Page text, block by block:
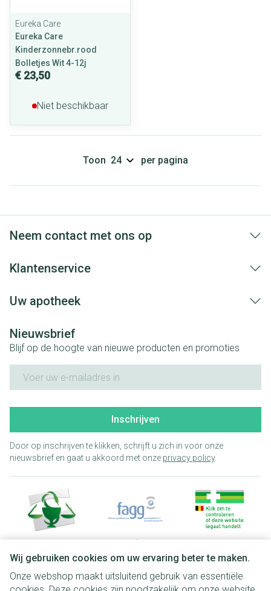
Wij gebruiken cookies om uw ervaring beter te maken.
Onze webshop maakt uitsluitend gebruik van essentiële
Eureka Care
Eureka Care
Kinderzonnebr.rood
Bolletjes Wit 4-12j
€ 23,50
Niet beschikbaar
Toon per pagina
Neem contact met ons op
Klantenservice
Uw apotheek
Nieuwsbrief
Blijf op de hoogte van nieuwe producten en promoties
Inschrijven
Door op inschrijven te klikken, schrijft u zich in voor onze
nieuwsbrief en gaat u akkoord met onze privacy policy.
Juridische links